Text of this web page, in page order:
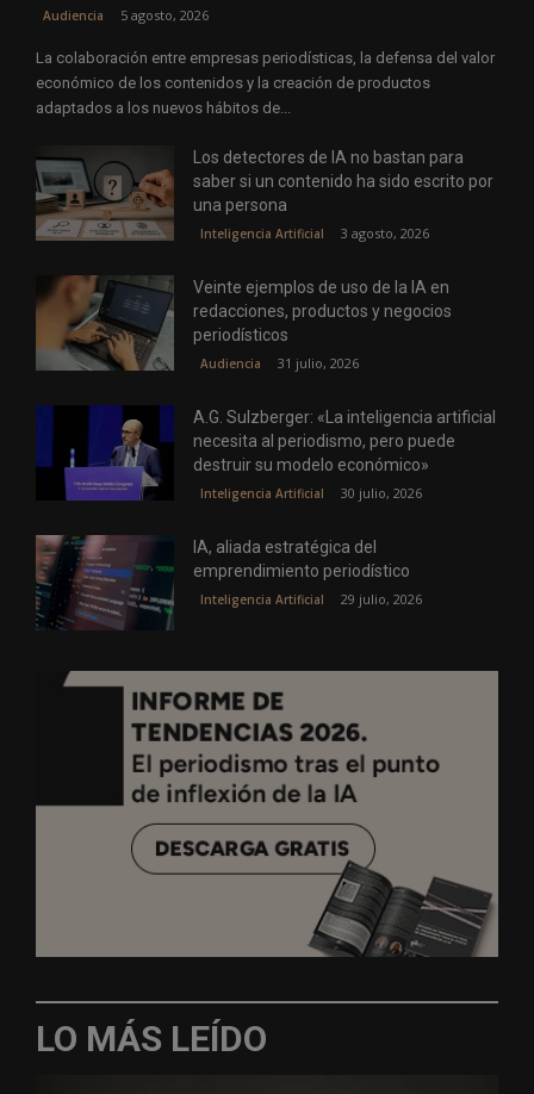
Audiencia 5 agosto, 2026
La colaboración entre empresas periodísticas, la defensa del valor
económico de los contenidos y la creación de productos
adaptados a los nuevos hábitos de...
Los detectores de IA no bastan para
saber si un contenido ha sido escrito por
una persona
Inteligencia Artificial 3 agosto, 2026
Veinte ejemplos de uso de la IA en
redacciones, productos y negocios
periodísticos
Audiencia 31 julio, 2026
A.G. Sulzberger: «La inteligencia artificial
necesita al periodismo, pero puede
destruir su modelo económico»
Inteligencia Artificial 30 julio, 2026
IA, aliada estratégica del
emprendimiento periodístico
Inteligencia Artificial 29 julio, 2026
LO MÁS LEÍDO